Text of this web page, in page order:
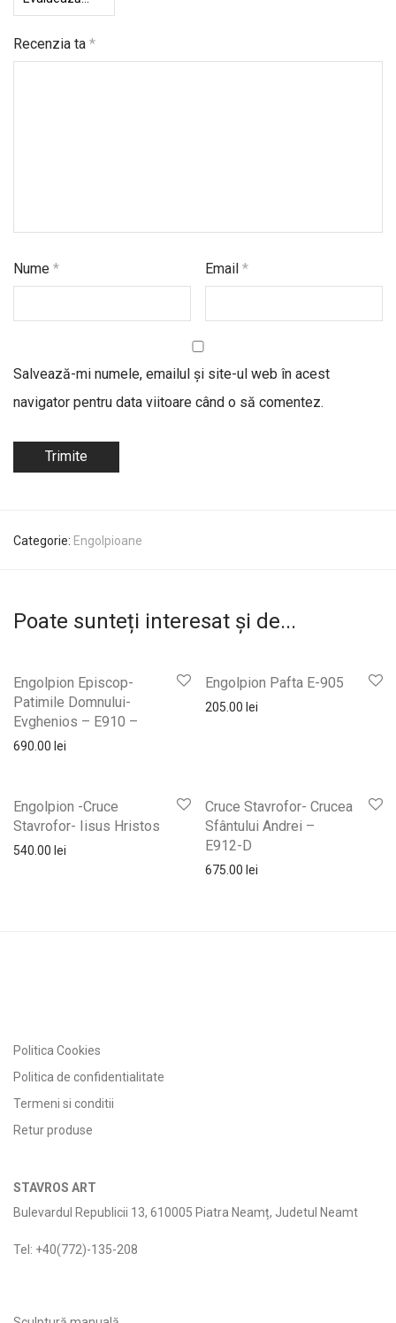
Recenzia ta *
Nume * Email*
Salvează-mi numele, emailul și site-ul web în acest
navigator pentru data viitoare când o să comentez.
Categorie: Engolpioane
Poate sunteți interesat și de...
Engolpion Episcop-
Patimile Domnului-
Evghenios – E910 –
690.00 lei
Engolpion Pafta E-905
205.00 lei
Engolpion -Cruce
Stavrofor- Iisus Hristos
540.00 lei
Cruce Stavrofor- Crucea
Sfântului Andrei –
E912-D
675.00 lei
Politica Cookies
Politica de confidentialitate
Termeni si conditii
Retur produse
STAVROS ART
Bulevardul Republicii 13, 610005 Piatra Neamț, Judetul Neamt
Tel: +40(772)-135-208